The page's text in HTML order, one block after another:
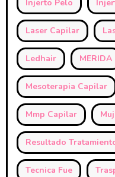
Injerto Pelo
Laser Capilar
Ledhair MERIDA
Mesoterapia Capilar
Mmp Capilar
Resultado
Tecnica Fue